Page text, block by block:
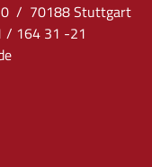
/ 70188 Stuttgart
/ 164 31 -21